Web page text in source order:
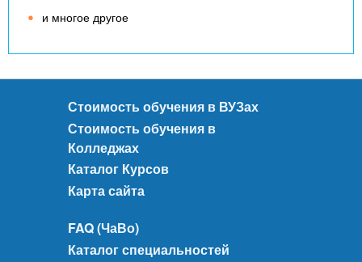
и многое другое
Стоимость обучения в ВУЗах
Стоимость обучения в
Колледжах
Каталог Курсов
Карта сайта
FAQ (ЧаВо)
Каталог специальностей